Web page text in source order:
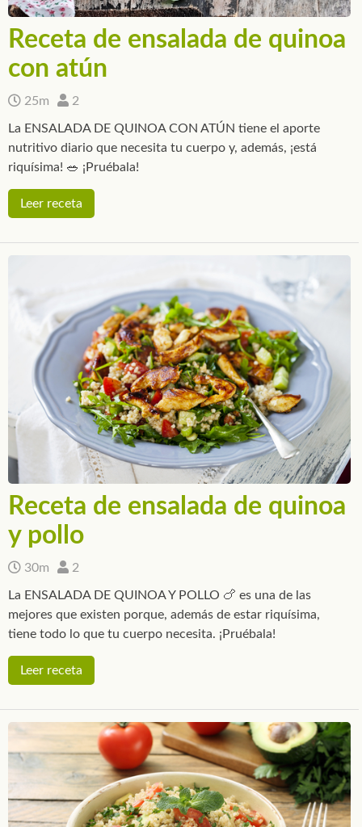
Receta de ensalada de quinoa
con atún
25m 2
La ENSALADA DE QUINOA CON ATÚN tiene el aporte
nutritivo diario que necesita tu cuerpo y, además, ¡está
riquísima! 🥗 ¡Pruébala!
Leer receta
Receta de ensalada de quinoa
y pollo
30m 2
La ENSALADA DE QUINOA Y POLLO 🍗 es una de las
mejores que existen porque, además de estar riquísima,
tiene todo lo que tu cuerpo necesita. ¡Pruébala!
Leer receta